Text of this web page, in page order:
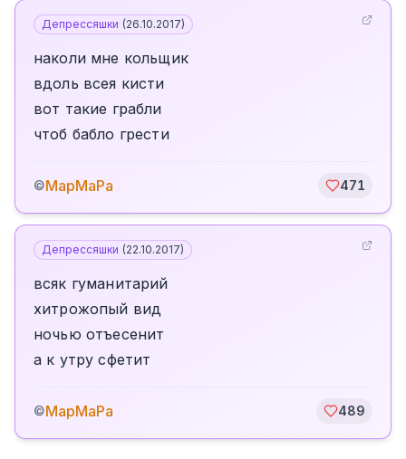
Депрессяшки (26.10.2017)
наколи мне кольщик
вдоль всея кисти
вот такие грабли
чтоб бабло грести
©МарМаРа 471
Депрессяшки (22.10.2017)
всяк гуманитарий
хитрожопый вид
ночью отъесенит
а к утру сфетит
©МарМаРа 489